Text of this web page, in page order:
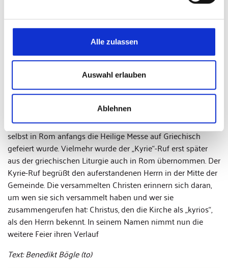
Alle zulassen
Auswahl erlauben
Ablehnen
das Schuldbekenntnis beten. In der „alten Messe“ hatte dies
noch erst der Priester gesprochen, anschließend die
Ministranten, die Gemeinde hingegen nicht.
Die Gemeinde begrüßt ihren
Herrn
Nach einer Vergebungsbitte des Priesters folgt nun das
„Kyrie“: „Herr, erbarme dich; Christus, erbarme dich; Herr
erbarme dich.“ Dieses Gebet hat sich in der griechischen
Sprache gehalten. Das liegt vermutlich nicht daran, dass
selbst in Rom anfangs die Heilige Messe auf Griechisch
gefeiert wurde. Vielmehr wurde der „Kyrie“-Ruf erst später
aus der griechischen Liturgie auch in Rom übernommen. Der
Kyrie-Ruf begrüßt den auferstandenen Herrn in der Mitte der
Gemeinde. Die versammelten Christen erinnern sich daran,
um wen sie sich versammelt haben und wer sie
zusammengerufen hat: Christus, den die Kirche als „kyrios“,
als den Herrn bekennt. In seinem Namen nimmt nun die
weitere Feier ihren Verlauf
Text: Benedikt Bögle (to)